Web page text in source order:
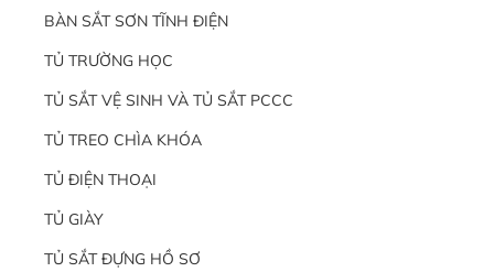
BÀN SẮT SƠN TĨNH ĐIỆN
TỦ TRƯỜNG HỌC
TỦ SẮT VỆ SINH VÀ TỦ SẮT PCCC
TỦ TREO CHÌA KHÓA
TỦ ĐIỆN THOẠI
TỦ GIÀY
TỦ SẮT ĐỰNG HỒ SƠ